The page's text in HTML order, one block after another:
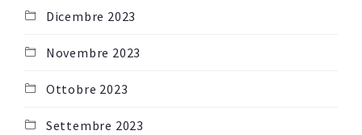
Dicembre 2023
Novembre 2023
Ottobre 2023
Settembre 2023